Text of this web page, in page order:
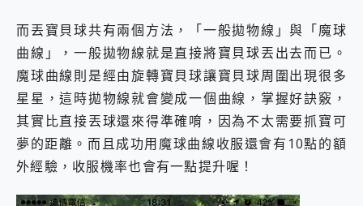
而丟寶貝球共有兩個方法，「一般拋物線」與「魔球
曲線」，一般拋物線就是直接將寶貝球丟出去而已。
魔球曲線則是經由旋轉寶貝球讓寶貝球周圍出現很多
星星，這時拋物線就會變成一個曲線，掌握好訣竅，
其實比直接丟球還來得準確唷，因為不太需要抓寶可
夢的距離。而且成功用魔球曲線收服還會有10點的額
外經驗，收服機率也會有一點提升喔！